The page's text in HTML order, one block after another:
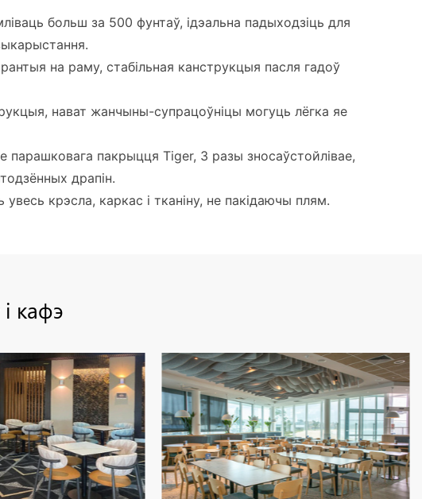
больш за 500 фунтаў, ідэальна падыходзіць для
на раму, стабільная канструкцыя пасля гадоў
нават жанчыны-супрацоўніцы могуць лёгка яе
парашковага пакрыцця Tiger, 3 разы зносаўстойлівае,
драпін.
увесь крэсла, каркас і тканіну, не пакідаючы плям.
кафэ